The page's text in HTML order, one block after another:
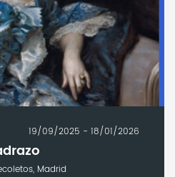
19/09/2025 - 18/01/2026
Madrid